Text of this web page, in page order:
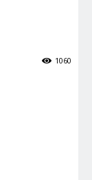
1060